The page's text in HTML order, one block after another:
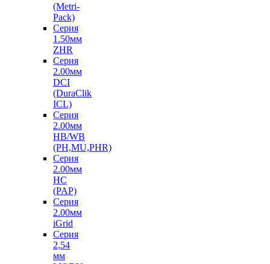
(Metri-
Pack)
Серия
1.50мм
ZHR
Серия
2.00мм
DCI
(DuraClik
ICL)
Серия
2.00мм
HB/WB
(PH,MU,PHR)
Серия
2.00мм
HC
(PAP)
Серия
2.00мм
iGrid
Серия
2,54
мм